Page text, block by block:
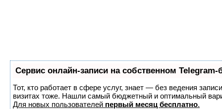
Сервис онлайн-записи на собственном Telegram-
Тот, кто работает в сфере услуг, знает — без ведения
визитах тоже. Нашли самый бюджетный и оптимальный
Для новых пользователей первый месяц бесплатно.